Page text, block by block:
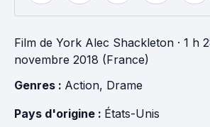
Film de York Alec Shackleton · 1 h
novembre 2018 (France)
Genres : Action, Drame
Pays d'origine : États-Unis